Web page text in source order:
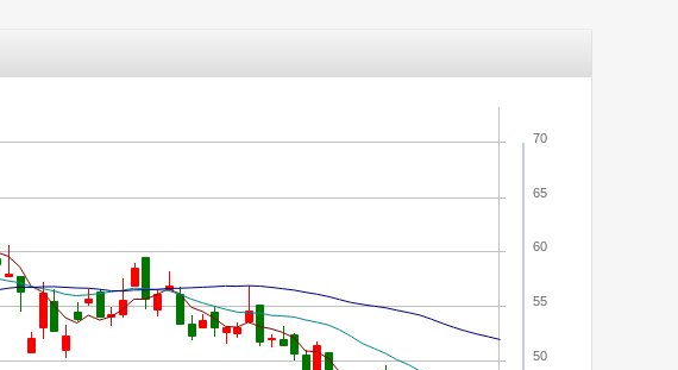
50
55
60
65
70